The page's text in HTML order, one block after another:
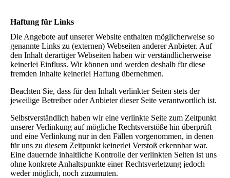
Haftung für Links
Die Angebote auf unserer Website enthalten möglicherweise so
genannte Links zu (externen) Webseiten anderer Anbieter. Auf
den Inhalt derartiger Webseiten haben wir verständlicherweise
keinerlei Einfluss. Wir können und werden deshalb für diese
fremden Inhalte keinerlei Haftung übernehmen.
Beachten Sie, dass für den Inhalt verlinkter Seiten stets der
jeweilige Betreiber oder Anbieter dieser Seite verantwortlich ist.
Selbstverständlich haben wir eine verlinkte Seite zum Zeitpunkt
unserer Verlinkung auf mögliche Rechtsverstöße hin überprüft
und eine Verlinkung nur in den Fällen vorgenommen, in denen
für uns zu diesem Zeitpunkt keinerlei Verstoß erkennbar war.
Eine dauernde inhaltliche Kontrolle der verlinkten Seiten ist uns
ohne konkrete Anhaltspunkte einer Rechtsverletzung jedoch
weder möglich, noch zuzumuten.